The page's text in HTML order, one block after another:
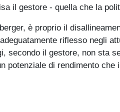
il gestore - quella che la
è proprio il
riflesso negli
secondo il gestore, non sta
potenziale di rendimento che